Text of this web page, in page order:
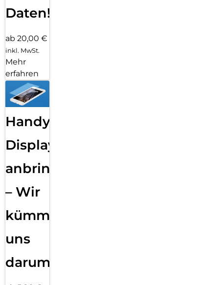
Daten!
ab 20,00 €
inkl. MwSt.
Mehr
erfahren
Handy
Displayfolie
anbringen
– Wir
kümmern
uns
darum!